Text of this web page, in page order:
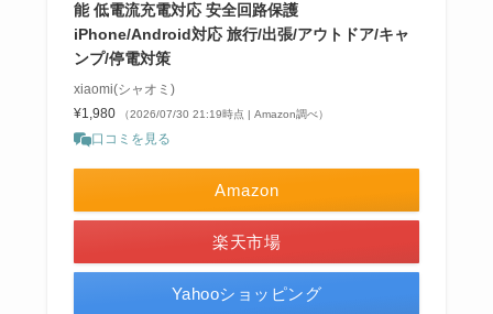
能 低電流充電対応 安全回路保護
iPhone/Android対応 旅行/出張/アウトドア/キャ
ンプ/停電対策
xiaomi(シャオミ)
¥1,980
（2026/07/30 21:19時点 | Amazon調べ）
口コミを見る
Amazon
楽天市場
Yahooショッピング